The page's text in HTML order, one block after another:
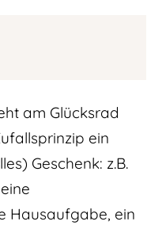
am Glücksrad
ein
Geschenk: z.B.
Hausaufgabe, ein